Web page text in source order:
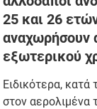
25 και 26
αναχωρήσουν
εξωτερικού
Ειδικότερα,
στον αερολιμένα